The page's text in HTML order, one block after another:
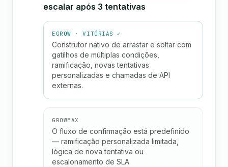
escalar após 3 tentativas
EGROW · VITÓRIAS ✓
Construtor nativo de arrastar e soltar com
gatilhos de múltiplas condições,
ramificação, novas tentativas
personalizadas e chamadas de API
externas.
GROWMAX
O fluxo de confirmação está predefinido
— ramificação personalizada limitada,
lógica de nova tentativa ou
escalonamento de SLA.